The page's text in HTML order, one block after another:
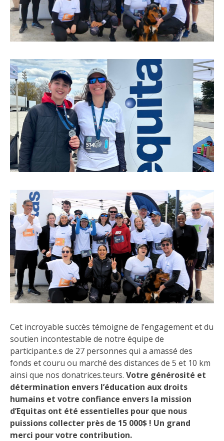
Cet incroyable succès témoigne de l’engagement et du
soutien incontestable de notre équipe de
participant.e.s de 27 personnes qui a amassé des
fonds etcouru ou marché des distances de 5 et 10 km
ainsi que nos donatrices.teurs. Votre générosité et
détermination envers l’éducation aux droits
humains et votre confiance envers la mission
d’Equitas ont été essentielles pour que nous
puissions collecter près de 15 000$ ! Un grand
merci pour votre contribution.